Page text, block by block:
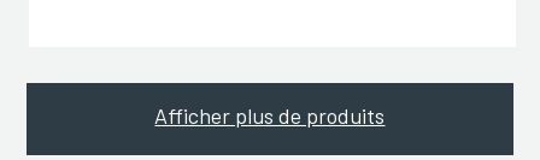
Afficher plus de produits